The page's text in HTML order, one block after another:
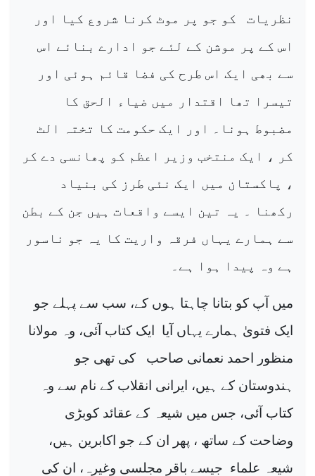
نظریات
کو جو پر موٹ کرنا شروع کیا اور
اس کے پر موشن کے لئے جو ادارے بنائے اس
سے بھی ایک اس طرح کی فضا قائم ہوئی اور
تیسرا تھا اقتدار میں ضیاء الحق کا
مضبوط ہونا۔ اور ایک حکومت کا تختہ الٹ
کر ، ایک منتخب وزیر اعظم کو پھانسی دے کر
، پاکستان میں ایک نئی طرز کی بنیاد
رکھنا ۔ یہ تین ایسے واقعات ہیں جن کے بطن
سے ہمارے یہاں فرقہ واریت کا یہ جو ناسور
ہے وہ پیدا ہوا ہے۔
میں آپ کو بتانا چاہتا ہوں کے، سب سے پہلے جو
ایک فتویٰ ہمارے یہاں آیا ایک کتاب آئی، وہ مولانا
منظور احمد نعمانی صاحب
کی تھی جو
ہندوستان کے ہیں، ایرانی انقلاب کے نام سے وہ
کتاب آئی، جس میں شیعہ کے عقائد کوبڑی
وضاحت کے ساتھ ، پھر ان کے جو اکابرین ہیں،
شیعہ علماء جیسے باقر مجلسی وغیرہ، ان کی